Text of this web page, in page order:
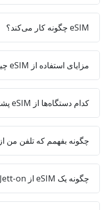
eSIM چگونه کار می‌کند؟
مزایای استفاده از eSIM چیست؟
کدام دستگاه‌ها از eSIM پشتیبانی می‌کنند؟
چگونه بفهمم که تلفن من از eSIM پشتیبانی می‌کند؟
چگونه یک eSIM از Jett-on خریداری کنم؟